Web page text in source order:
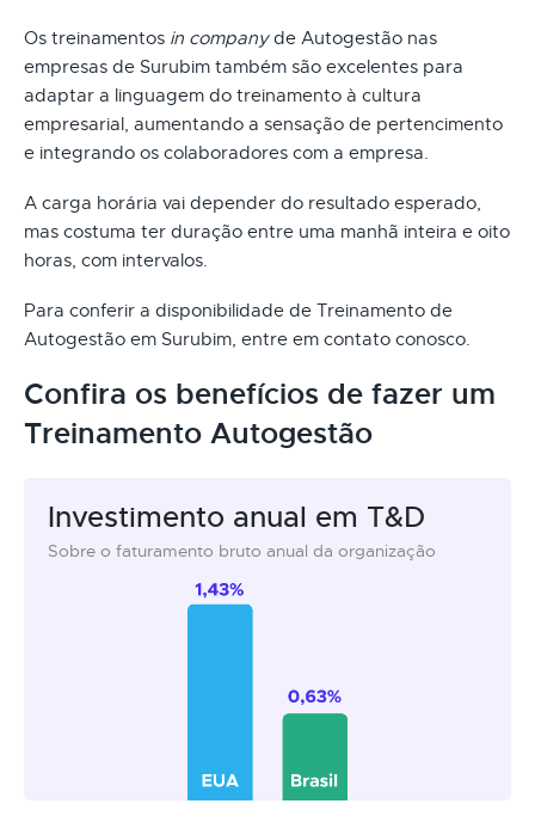
Os treinamentos in companyde Autogestão nas
empresas de Surubim também são excelentes para
adaptar a linguagem do treinamento à cultura
empresarial, aumentando a sensação de pertencimento
e integrando os colaboradores com a empresa.
A carga horária vai depender do resultado esperado,
mas costuma ter duração entre uma manhã inteira e oito
horas, com intervalos.
Para conferir a disponibilidade de Treinamento de
Autogestão em Surubim, entre em contato conosco.
Confira os benefícios de fazer um
Treinamento Autogestão
Investimento anual em T&D
Sobre o faturamento bruto anual da organização